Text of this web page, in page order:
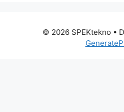
© 2026 SPEKtekno •